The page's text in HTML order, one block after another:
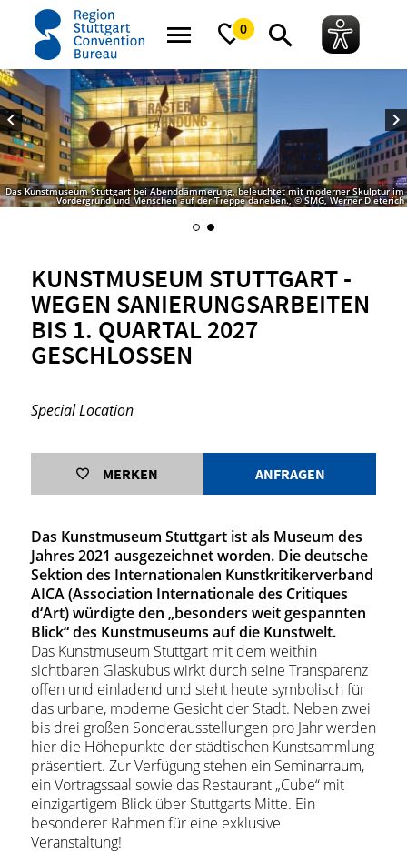
0
Startseite Kunstmuseum Stuttgart - wegen Sanierungsarbeiten bis 1.
Das Kunstmuseum Stuttgart bei Abenddämmerung, beleuchtet mit moderner Skulptur im
Vordergrund und Menschen auf der Treppe daneben., © SMG, Werner Dieterich
KUNSTMUSEUM STUTTGART -
WEGEN SANIERUNGSARBEITEN
BIS 1. QUARTAL 2027
GESCHLOSSEN
Special Location
MERKEN ANFRAGEN
Das Kunstmuseum Stuttgart ist als Museum des
Jahres 2021 ausgezeichnet worden. Die deutsche
Sektion des Internationalen Kunstkritikerverband
AICA (Association Internationale des Critiques
d‘Art) würdigte den „besonders weit gespannten
Blick“ des Kunstmuseums auf die Kunstwelt.
Das Kunstmuseum Stuttgart mit dem weithin
sichtbaren Glaskubus wirkt durch seine Transparenz
offen und einladend und steht heute symbolisch für
das urbane, moderne Gesicht der Stadt. Neben zwei
bis drei großen Sonderausstellungen pro Jahr werden
hier die Höhepunkte der städtischen Kunstsammlung
präsentiert. Zur Verfügung stehen ein Seminarraum,
ein Vortragssaal sowie das Restaurant „Cube“ mit
einzigartigem Blick über Stuttgarts Mitte. Ein
besonderer Rahmen für eine exklusive
Veranstaltung!